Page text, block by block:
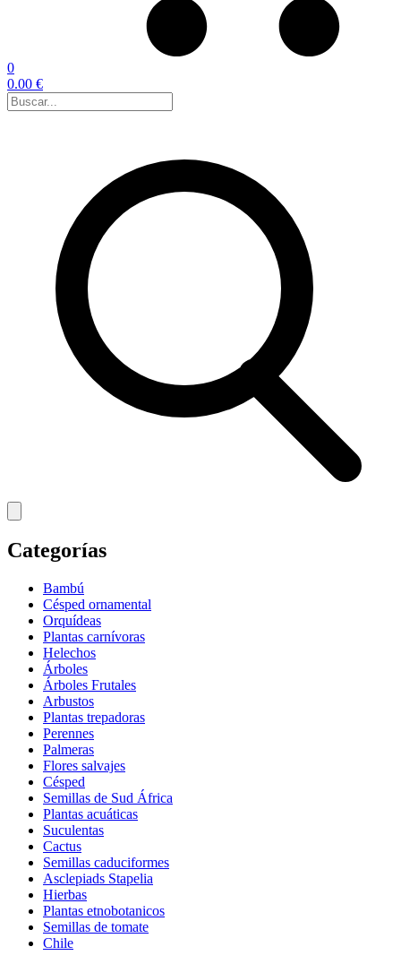
0
0.00 €
Categorías
Bambú
Césped ornamental
Orquídeas
Plantas carnívoras
Helechos
Árboles
Árboles Frutales
Arbustos
Plantas trepadoras
Perennes
Palmeras
Flores salvajes
Césped
Semillas de Sud África
Plantas acuáticas
Suculentas
Cactus
Semillas caduciformes
Asclepiads Stapelia
Hierbas
Plantas etnobotanicos
Semillas de tomate
Chile